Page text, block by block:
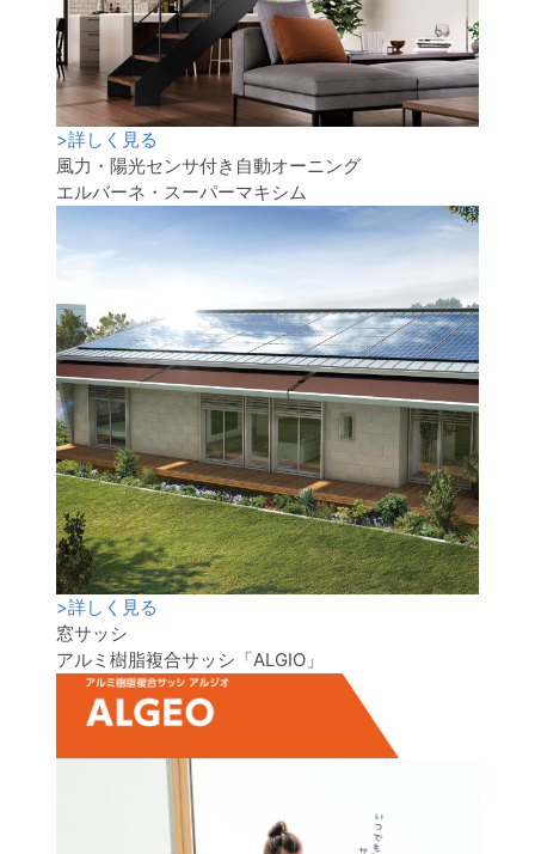
>詳しく見る
風力・陽光センサ付き自動オーニング
エルバーネ・スーパーマキシム
>詳しく見る
窓サッシ
アルミ樹脂複合サッシ「ALGIO」